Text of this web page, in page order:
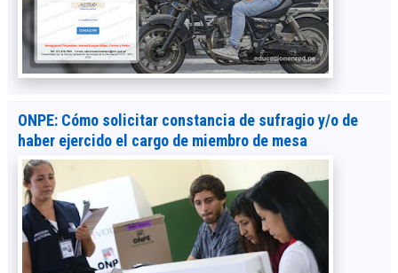
ONPE: Cómo solicitar constancia de sufragio y/o de
haber ejercido el cargo de miembro de mesa